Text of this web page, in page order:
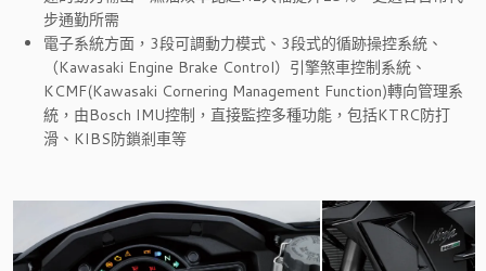
步通勤所需
電子系統方面，3段可調動力模式、3段式的循跡操控系統、
（Kawasaki Engine Brake Control）引擎煞車控制系統、
KCMF(Kawasaki Cornering Management Function)轉向管理系
統，由Bosch IMU控制，直接監控多種功能，包括KTRC防打
滑、KIBS防鎖剎車等